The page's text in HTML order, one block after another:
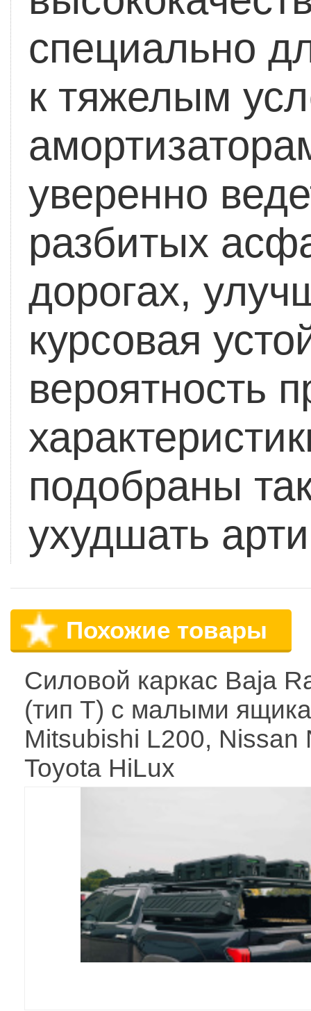
специально
к тяжелым
уверенно
разбитых
дорогах,
курсовая
вероятность
подобраны
ухудшать
Похожие товары
Силовой каркас Baja
(тип Т) с малыми
Mitsubishi L200, Nissan
Toyota HiLux